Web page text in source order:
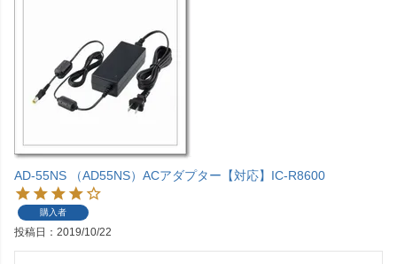
AD-55NS （AD55NS）ACアダプター【対応】IC-R8600
購入者
投稿日 2019/10/22